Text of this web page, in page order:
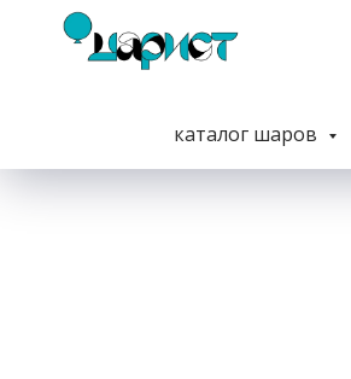
каталог шаров